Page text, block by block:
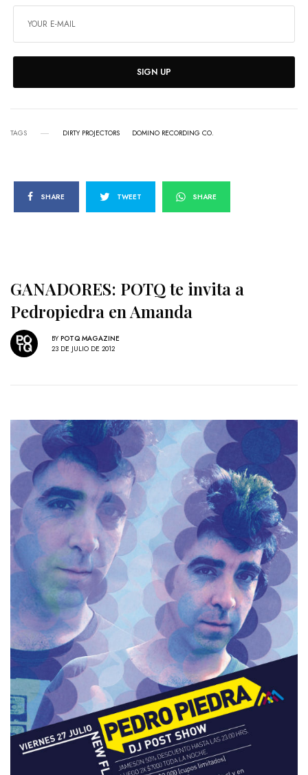
SIGN UP
TAGS DIRTY PROJECTORS DOMINO RECORDING CO.
SHARE TWEET SHARE
GANADORES: POTQ te invita a
Pedropiedra en Amanda
BY POTQ MAGAZINE
23 DE JULIO DE 2012